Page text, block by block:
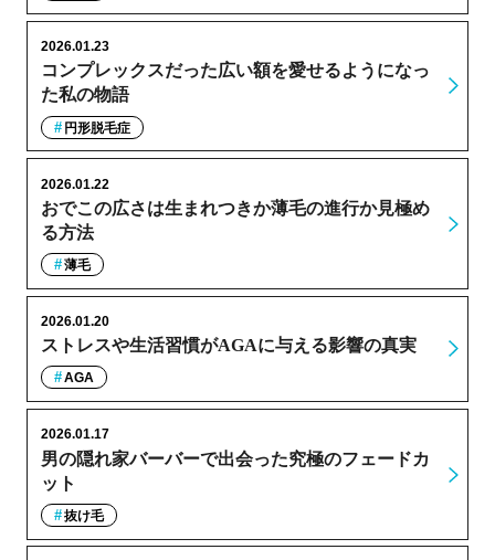
コンプレックスだった広い額を愛せるようになっ
た私の物語
2026.01.23
円形脱毛症
おでこの広さは生まれつきか薄毛の進行か見極め
る方法
2026.01.22
薄毛
ストレスや生活習慣がAGAに与える影響の真実
2026.01.20
AGA
男の隠れ家バーバーで出会った究極のフェードカ
ット
2026.01.17
抜け毛